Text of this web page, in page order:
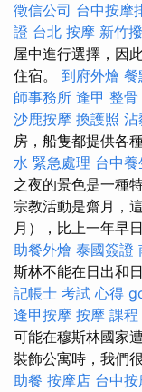
徵信公司 台中按摩
證 台北 按摩 新竹
屋中進行選擇，因
住宿。 到府外燴 餐
師事務所 逢甲 整骨
沙鹿按摩 換護照 沾
房，船隻都提供各
水 緊急處理 台中
之夜的景色是一種
宗教活動是齋月，
月），比上一年早
助餐外燴 泰國簽證
斯林不能在日出和
記帳士 考試 心得
逢甲按摩 按摩 課程
可能在穆斯林國家
裝飾公寓時，我們
助餐 按摩店 台中